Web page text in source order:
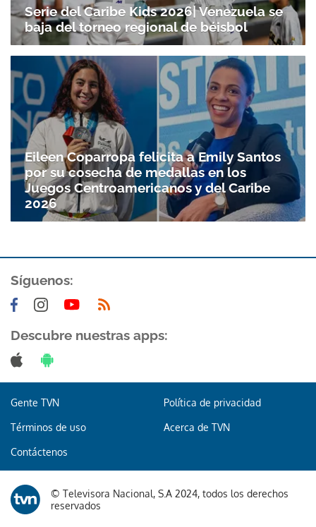
Gracias por suscribirte a nuestro boletín.
ACEPTAR
Serie del Caribe Kids 2026| Venezuela se
baja del torneo regional de béisbol
Eileen Coparropa felicita a Emily Santos
por su cosecha de medallas en los
Juegos Centroamericanos y del Caribe
2026
Síguenos:
Descubre nuestras apps:
Gente TVN Política de privacidad
Términos de uso Acerca de TVN
Contáctenos
© Televisora Nacional, S.A 2024, todos los derechos
reservados